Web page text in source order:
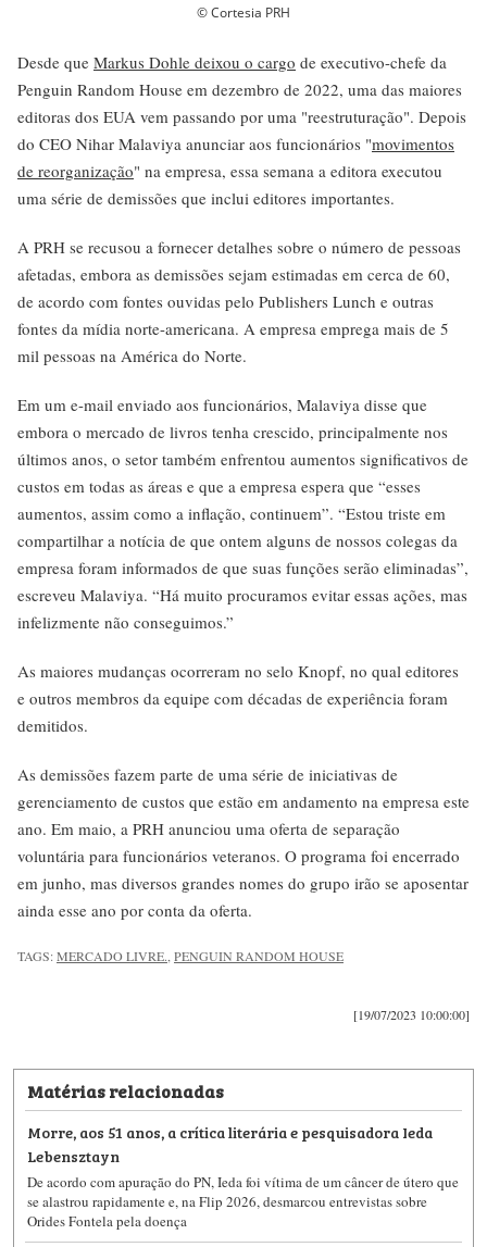
© Cortesia PRH
Desde que Markus Dohle deixou o cargo de executivo-chefe da
Penguin Random House em dezembro de 2022, uma das maiores
editoras dos EUA vem passando por uma "reestruturação". Depois
do CEO Nihar Malaviya anunciar aos funcionários "movimentos
de reorganização" na empresa, essa semana a editora executou
uma série de demissões que inclui editores importantes.
A PRH se recusou a fornecer detalhes sobre o número de pessoas
afetadas, embora as demissões sejam estimadas em cerca de 60,
de acordo com fontes ouvidas pelo Publishers Lunch e outras
fontes da mídia norte-americana. A empresa emprega mais de 5
mil pessoas na América do Norte.
Em um e-mail enviado aos funcionários, Malaviya disse que
embora o mercado de livros tenha crescido, principalmente nos
últimos anos, o setor também enfrentou aumentos significativos de
custos em todas as áreas e que a empresa espera que “esses
aumentos, assim como a inflação, continuem”. “Estou triste em
compartilhar a notícia de que ontem alguns de nossos colegas da
empresa foram informados de que suas funções serão eliminadas”,
escreveu Malaviya. “Há muito procuramos evitar essas ações, mas
infelizmente não conseguimos.”
As maiores mudanças ocorreram no selo Knopf, no qual editores
e outros membros da equipe com décadas de experiência foram
demitidos.
As demissões fazem parte de uma série de iniciativas de
gerenciamento de custos que estão em andamento na empresa este
ano. Em maio, a PRH anunciou uma oferta de separação
voluntária para funcionários veteranos. O programa foi encerrado
em junho, mas diversos grandes nomes do grupo irão se aposentar
ainda esse ano por conta da oferta.
TAGS:MERCADO LIVRE. PENGUIN RANDOM HOUSE
[19/07/2023 10:00:00]
Matérias relacionadas
Morre, aos 51 anos, a crítica literária e pesquisadora Ieda
Lebensztayn
De acordo com apuração do PN, Ieda foi vítima de um câncer de útero que
se alastrou rapidamente e, na Flip 2026, desmarcou entrevistas sobre
Orides Fontela pela doença